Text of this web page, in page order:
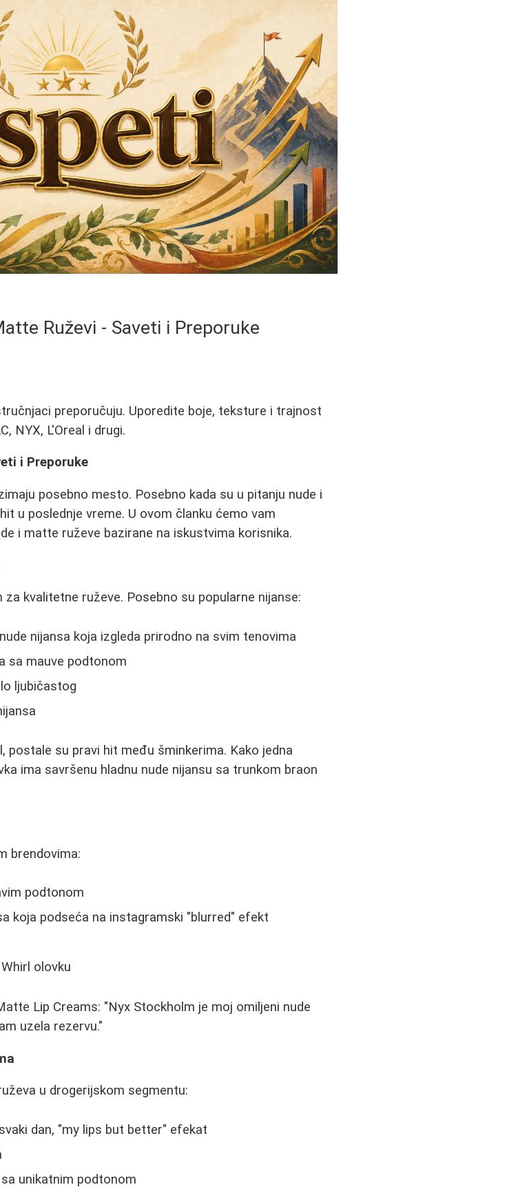
Ruževi - Saveti i Preporuke
preporučuju. Uporedite boje, teksture i trajnost
NYX, L'Oreal i drugi.
i Preporuke
posebno mesto. Posebno kada su u pitanju nude i
u poslednje vreme. U ovom članku ćemo vam
i matte ruževe bazirane na iskustvima korisnika.
kvalitetne ruževe. Posebno su popularne nijanse:
nijansa koja izgleda prirodno na svim tenovima
sa mauve podtonom
ljubičastog
postale su pravi hit među šminkerima. Kako jedna
ima savršenu hladnu nude nijansu sa trunkom braon
brendovima:
podtonom
koja podseća na instagramski "blurred" efekt
olovku
Lip Creams: "Nyx Stockholm je moj omiljeni nude
uzela rezervu."
u drogerijskom segmentu:
dan, "my lips but better" efekat
unikatnim podtonom